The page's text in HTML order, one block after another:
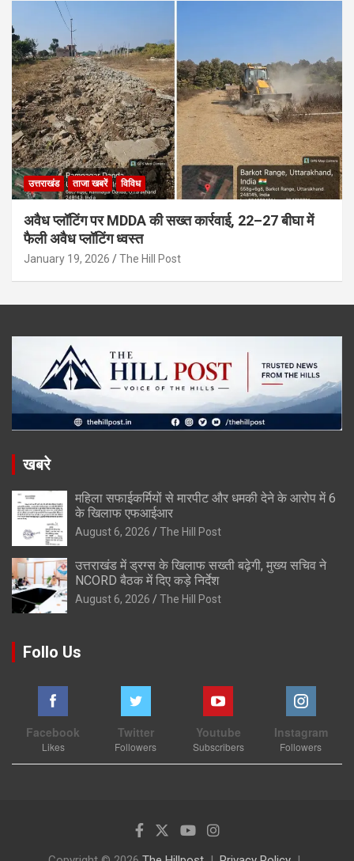
उत्तराखंड ताजा खबरें विविध
अवैध प्लॉटिंग पर MDDA की सख्त कार्रवाई, 22–27 बीघा में
फैली अवैध प्लॉटिंग ध्वस्त
January 19, 2026 The Hill Post
खबरे
महिला सफाईकर्मियों से मारपीट और धमकी देने के आरोप में 6
के खिलाफ एफआईआर
August 6, 2026 The Hill Post
उत्तराखंड में ड्रग्स के खिलाफ सख्ती बढ़ेगी, मुख्य सचिव ने
NCORD बैठक में दिए कड़े निर्देश
August 6, 2026 The Hill Post
Follo Us
Facebook
Likes
Twitter
Followers
Youtube
Subscribers
Instagram
Followers